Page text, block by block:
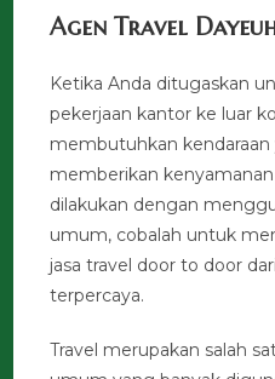
Agen Travel
Ketika Anda ditugaskan
pekerjaan kantor ke luar
membutuhkan
memberikan
dilakukan dengan
umum, cobalah untuk
jasa travel door to door
terpercaya.
Travel merupakan salah